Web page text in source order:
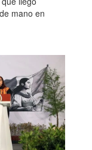
mano en